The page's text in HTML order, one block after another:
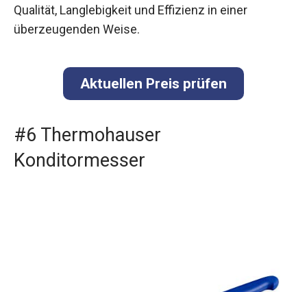
Qualität, Langlebigkeit und Effizienz in einer
überzeugenden Weise.
Aktuellen Preis prüfen
#6 Thermohauser
Konditormesser